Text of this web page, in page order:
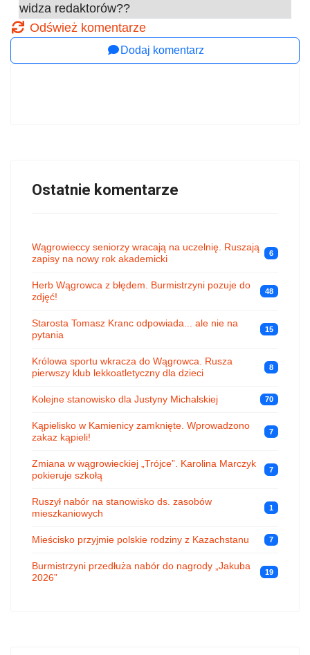
widza redaktorów??
Odśwież komentarze
Dodaj komentarz
Ostatnie komentarze
Wągrowieccy seniorzy wracają na uczelnię. Ruszają
zapisy na nowy rok akademicki
6
Herb Wągrowca z błędem. Burmistrzyni pozuje do
zdjęć!
48
Starosta Tomasz Kranc odpowiada... ale nie na
pytania
15
Królowa sportu wkracza do Wągrowca. Rusza
pierwszy klub lekkoatletyczny dla dzieci
8
Kolejne stanowisko dla Justyny Michalskiej 70
Kąpielisko w Kamienicy zamknięte. Wprowadzono
zakaz kąpieli!
7
Zmiana w wągrowieckiej „Trójce”. Karolina Marczyk
pokieruje szkołą
7
Ruszył nabór na stanowisko ds. zasobów
mieszkaniowych
1
Mieścisko przyjmie polskie rodziny z Kazachstanu 7
Burmistrzyni przedłuża nabór do nagrody „Jakuba
2026”
19